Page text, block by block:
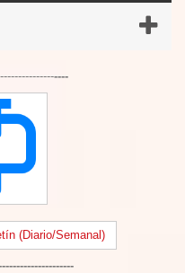
----
(Diario/Semanal)